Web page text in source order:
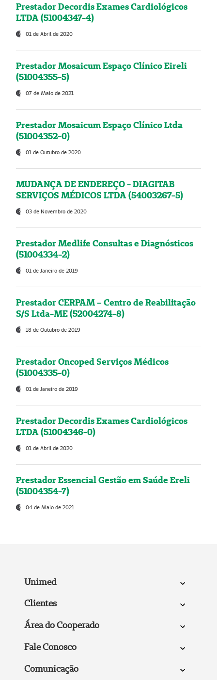
Prestador Decordis Exames Cardiológicos
LTDA (51004347-4)
01 de Abril de 2020
Prestador Mosaicum Espaço Clínico Eireli
(51004355-5)
07 de Maio de 2021
Prestador Mosaicum Espaço Clínico Ltda
(51004352-0)
01 de Outubro de 2020
MUDANÇA DE ENDEREÇO - DIAGITAB
SERVIÇOS MÉDICOS LTDA (54003267-5)
03 de Novembro de 2020
Prestador Medlife Consultas e Diagnósticos
(51004334-2)
01 de Janeiro de 2019
Prestador CERPAM – Centro de Reabilitação
S/S Ltda-ME (52004274-8)
18 de Outubro de 2019
Prestador Oncoped Serviços Médicos
(51004335-0)
01 de Janeiro de 2019
Prestador Decordis Exames Cardiológicos
LTDA (51004346-0)
01 de Abril de 2020
Prestador Essencial Gestão em Saúde Ereli
(51004354-7)
04 de Maio de 2021
Unimed
Clientes
Área do Cooperado
Fale Conosco
Comunicação